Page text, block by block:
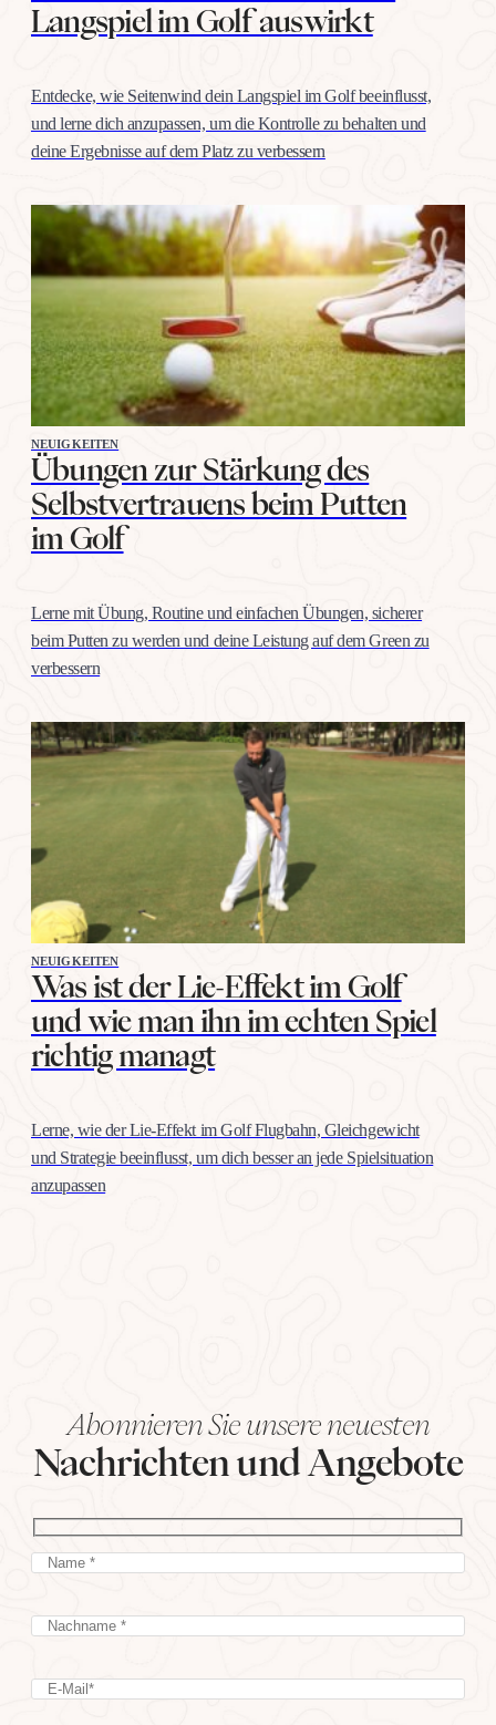
Langspiel im Golf auswirkt
Entdecke, wie Seitenwind dein Langspiel im Golf beeinflusst,
und lerne dich anzupassen, um die Kontrolle zu behalten und
deine Ergebnisse auf dem Platz zu verbessern
NEUIGKEITEN
Übungen zur Stärkung des
Selbstvertrauens beim Putten
im Golf
Lerne mit Übung, Routine und einfachen Übungen, sicherer
beim Putten zu werden und deine Leistung auf dem Green zu
verbessern
NEUIGKEITEN
Was ist der Lie-Effekt im Golf
und wie man ihn im echten Spiel
richtig managt
Lerne, wie der Lie-Effekt im Golf Flugbahn, Gleichgewicht
und Strategie beeinflusst, um dich besser an jede Spielsituation
anzupassen
Abonnieren Sie unsere neuesten
Nachrichten und Angebote